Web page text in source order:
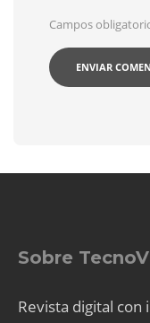
Campos
Sobre
Revista digital con